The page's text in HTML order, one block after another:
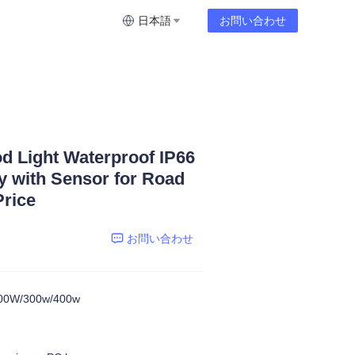
日本語 お問い合わせ
Light Waterproof IP66
with Sensor for Road
お問い合わせ
300w/400w